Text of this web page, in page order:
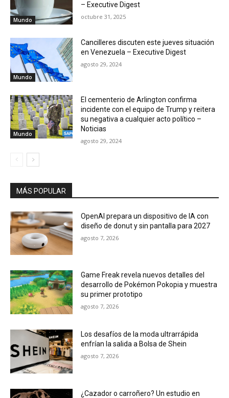
Mundo
– Executive Digest
octubre 31, 2025
Mundo
Cancilleres discuten este jueves situación
en Venezuela – Executive Digest
agosto 29, 2024
Mundo
El cementerio de Arlington confirma
incidente con el equipo de Trump y reitera
su negativa a cualquier acto político –
Noticias
agosto 29, 2024
MÁS POPULAR
OpenAI prepara un dispositivo de IA con
diseño de donut y sin pantalla para 2027
agosto 7, 2026
Game Freak revela nuevos detalles del
desarrollo de Pokémon Pokopia y muestra
su primer prototipo
agosto 7, 2026
Los desafíos de la moda ultrarrápida
enfrían la salida a Bolsa de Shein
agosto 7, 2026
¿Cazador o carroñero? Un estudio en